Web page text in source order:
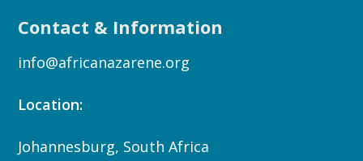
Contact & Information
info@africanazarene.org
Location:
Johannesburg, South Africa